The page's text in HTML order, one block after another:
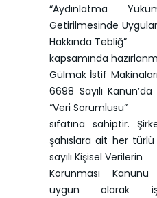
“Aydınlatma
Getirilmesinde
Hakkında Tebliğ”
kapsamında
Gülmak İstif
6698 Sayılı
“Veri Sorumlusu”
sıfatına sahiptir.
şahıslara ait her
sayılı Kişisel Verilerin
Korunması Kanunu
uygun olarak